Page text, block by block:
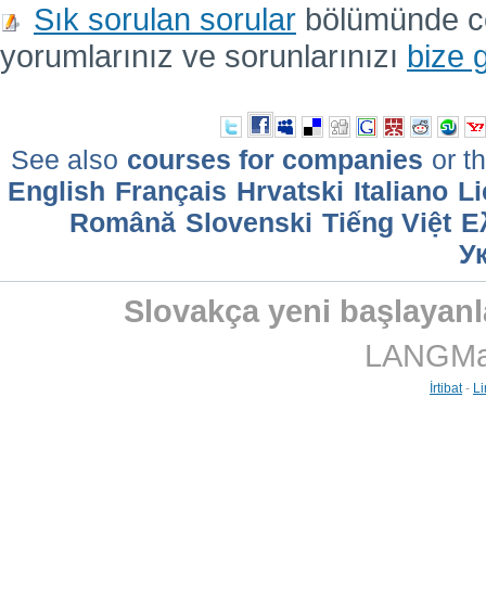
Sık sorulan sorular bölümünde
yorumlarınız ve sorunlarınızı bize
See also courses for companies or
English Français Hrvatski Italiano
Română Slovenski Tiếng Việt
Slovakça yeni
İrtibat-